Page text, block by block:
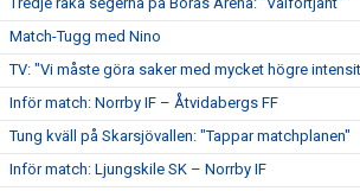
Match-Tugg med Nino
TV: "Vi måste göra saker med mycket högre
Inför match: Norrby IF – Åtvidabergs FF
Tung kväll på Skarsjövallen: "Tappar matchplanen"
Inför match: Ljungskile SK – Norrby IF